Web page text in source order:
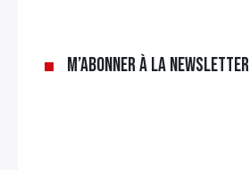
M’abonner à la newsletter